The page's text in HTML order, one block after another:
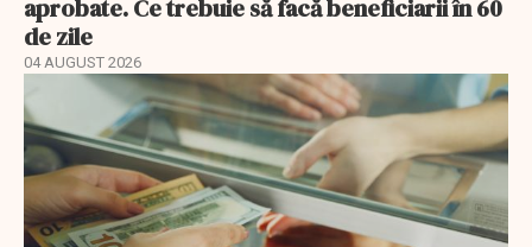
aprobate. Ce trebuie să facă beneficiarii în 60
de zile
04 AUGUST 2026